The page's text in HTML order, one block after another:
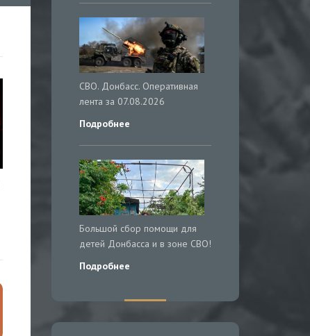
СВО. Донбасс. Оперативная
лента за 07.08.2026
Подробнее
Большой сбор помощи для
детей Донбасса и в зоне СВО!
Подробнее